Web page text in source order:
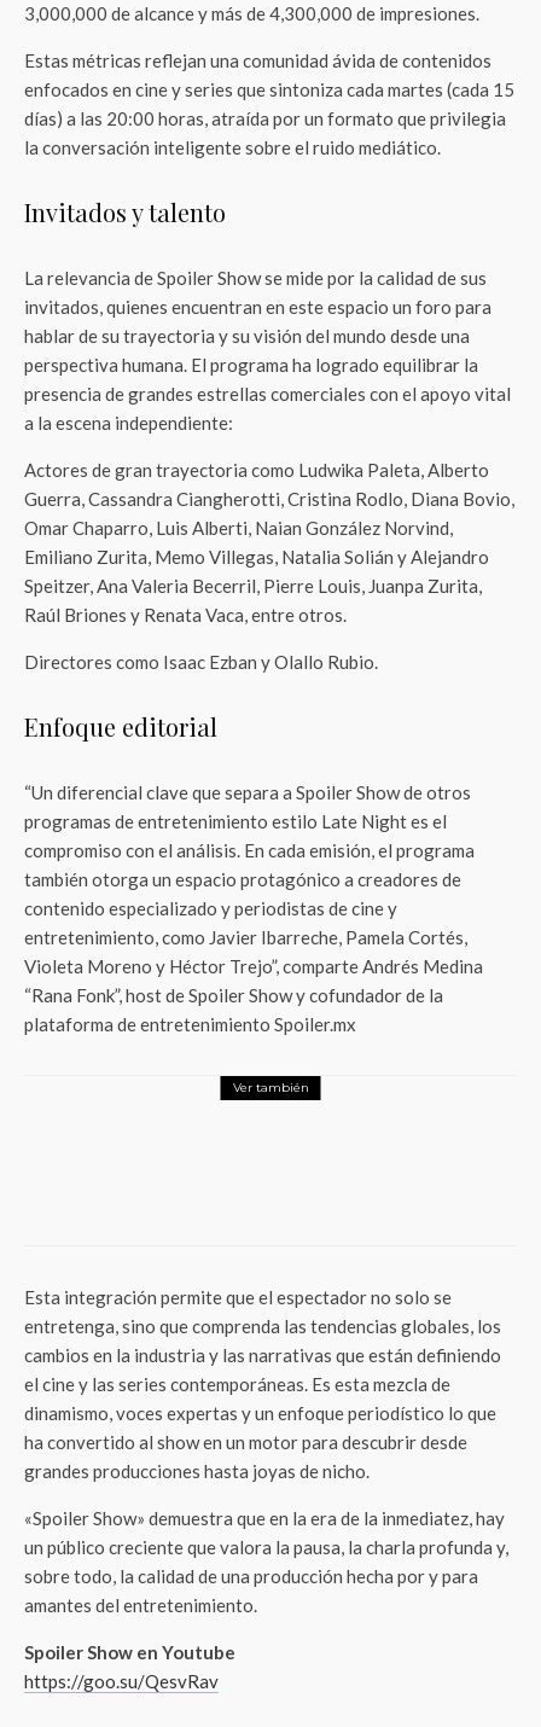
3,000,000 de alcance y más de 4,300,000 de impresiones.
Estas métricas reflejan una comunidad ávida de contenidos
enfocados en cine y series que sintoniza cada martes (cada 15
días) a las 20:00 horas, atraída por un formato que privilegia
la conversación inteligente sobre el ruido mediático.
Invitados y talento
La relevancia de Spoiler Show se mide por la calidad de sus
invitados, quienes encuentran en este espacio un foro para
hablar de su trayectoria y su visión del mundo desde una
perspectiva humana. El programa ha logrado equilibrar la
presencia de grandes estrellas comerciales con el apoyo vital
a la escena independiente:
Actores de gran trayectoria como Ludwika Paleta, Alberto
Guerra, Cassandra Ciangherotti, Cristina Rodlo, Diana Bovio,
Omar Chaparro, Luis Alberti, Naian González Norvind,
Emiliano Zurita, Memo Villegas, Natalia Solián y Alejandro
Speitzer, Ana Valeria Becerril, Pierre Louis, Juanpa Zurita,
Raúl Briones y Renata Vaca, entre otros.
Directores como Isaac Ezban y Olallo Rubio.
Enfoque editorial
“Un diferencial clave que separa a Spoiler Show de otros
programas de entretenimiento estilo Late Night es el
compromiso con el análisis. En cada emisión, el programa
también otorga un espacio protagónico a creadores de
contenido especializado y periodistas de cine y
entretenimiento, como Javier Ibarreche, Pamela Cortés,
Violeta Moreno y Héctor Trejo”, comparte Andrés Medina
“Rana Fonk”, host de Spoiler Show y cofundador de la
plataforma de entretenimiento Spoiler.mx
Ver también
Esta integración permite que el espectador no solo se
entretenga, sino que comprenda las tendencias globales, los
cambios en la industria y las narrativas que están definiendo
el cine y las series contemporáneas. Es esta mezcla de
dinamismo, voces expertas y un enfoque periodístico lo que
ha convertido al show en un motor para descubrir desde
grandes producciones hasta joyas de nicho.
«Spoiler Show» demuestra que en la era de la inmediatez, hay
un público creciente que valora la pausa, la charla profunda y,
sobre todo, la calidad de una producción hecha por y para
amantes del entretenimiento.
Spoiler Show en Youtube
https://goo.su/QesvRav